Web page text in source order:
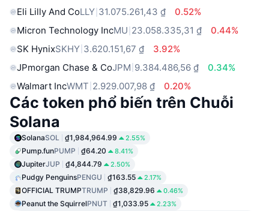
Eli Lilly And CoLLY 31.075.261,43 ₫
0.52%
Micron Technology IncMU 23.058.335,31 ₫
0.44%
SK HynixSKHY 3.620.151,67 ₫
3.92%
JPmorgan Chase & CoJPM 9.384.486,56 ₫
0.34%
Walmart IncWMT 2.929.007,98 ₫ 0.20%
Các token phổ biến trên Chuỗi
Solana
SolanaSOL ₫1,984,964.99 2.55%
Pump.funPUMP ₫64.20 8.41%
JupiterJUP ₫4,844.79 2.50%
Pudgy PenguinsPENGU ₫163.55 2.17%
OFFICIAL TRUMPTRUMP ₫38,829.96 0.46%
Peanut the SquirrelPNUT ₫1,033.95 2.23%